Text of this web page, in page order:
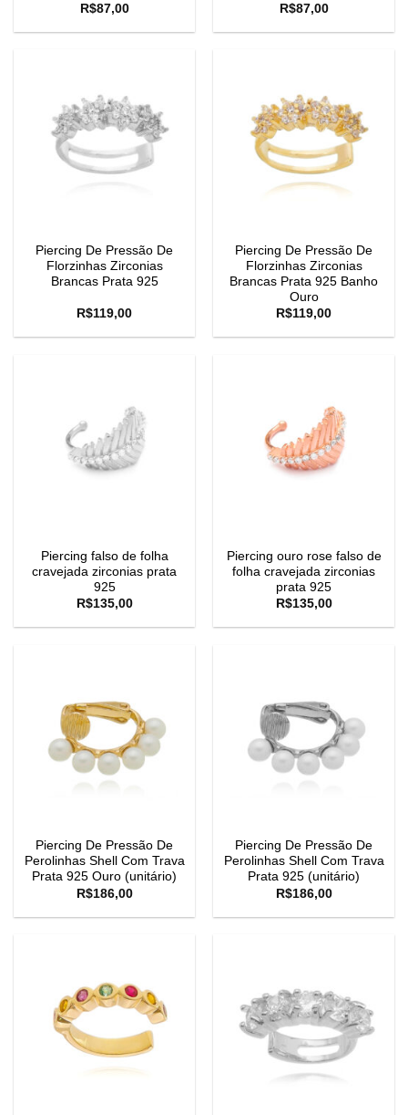
R$87,00
R$87,00
Piercing De Pressão De
Florzinhas Zirconias
Brancas Prata 925
R$119,00
Piercing De Pressão De
Florzinhas Zirconias
Brancas Prata 925 Banho
Ouro
R$119,00
Piercing falso de folha
cravejada zirconias prata
925
R$135,00
Piercing ouro rose falso de
folha cravejada zirconias
prata 925
R$135,00
Piercing De Pressão De
Perolinhas Shell Com Trava
Prata 925 Ouro (unitário)
R$186,00
Piercing De Pressão De
Perolinhas Shell Com Trava
Prata 925 (unitário)
R$186,00